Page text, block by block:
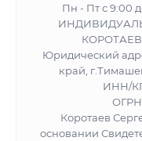
Пн - Пт с 9:00
Юридический
край,
ИНН/
ОГРН
Коротаев
основании